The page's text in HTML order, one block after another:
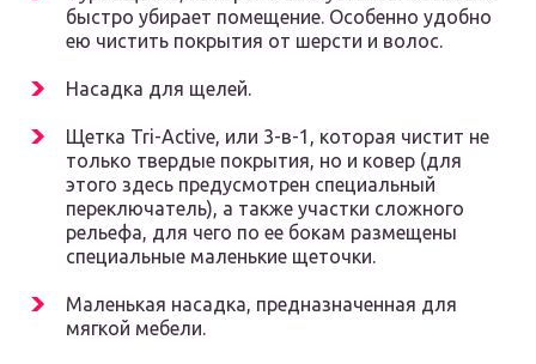
быстро убирает помещение. Особенно удобно
ею чистить покрытия от шерсти и волос.
Насадка для щелей.
Щетка Tri-Active, или 3-в-1, которая чистит не
только твердые покрытия, но и ковер (для
этого здесь предусмотрен специальный
переключатель), а также участки сложного
рельефа, для чего по ее бокам размещены
специальные маленькие щеточки.
Маленькая насадка, предназначенная для
мягкой мебели.